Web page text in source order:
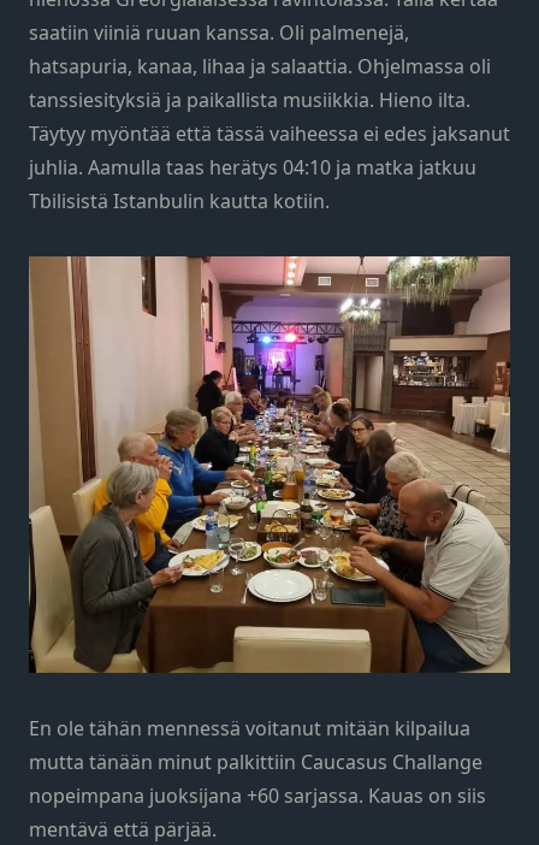
saatiin viiniä ruuan kanssa. Oli palmenejä,
hatsapuria, kanaa, lihaa ja salaattia. Ohjelmassa oli
tanssiesityksiä ja paikallista musiikkia. Hieno ilta.
Täytyy myöntää että tässä vaiheessa ei edes jaksanut
juhlia. Aamulla taas herätys 04:10 ja matka jatkuu
Tbilisistä Istanbulin kautta kotiin.
En ole tähän mennessä voitanut mitään kilpailua
mutta tänään minut palkittiin Caucasus Challange
nopeimpana juoksijana +60 sarjassa. Kauas on siis
mentävä että pärjää.